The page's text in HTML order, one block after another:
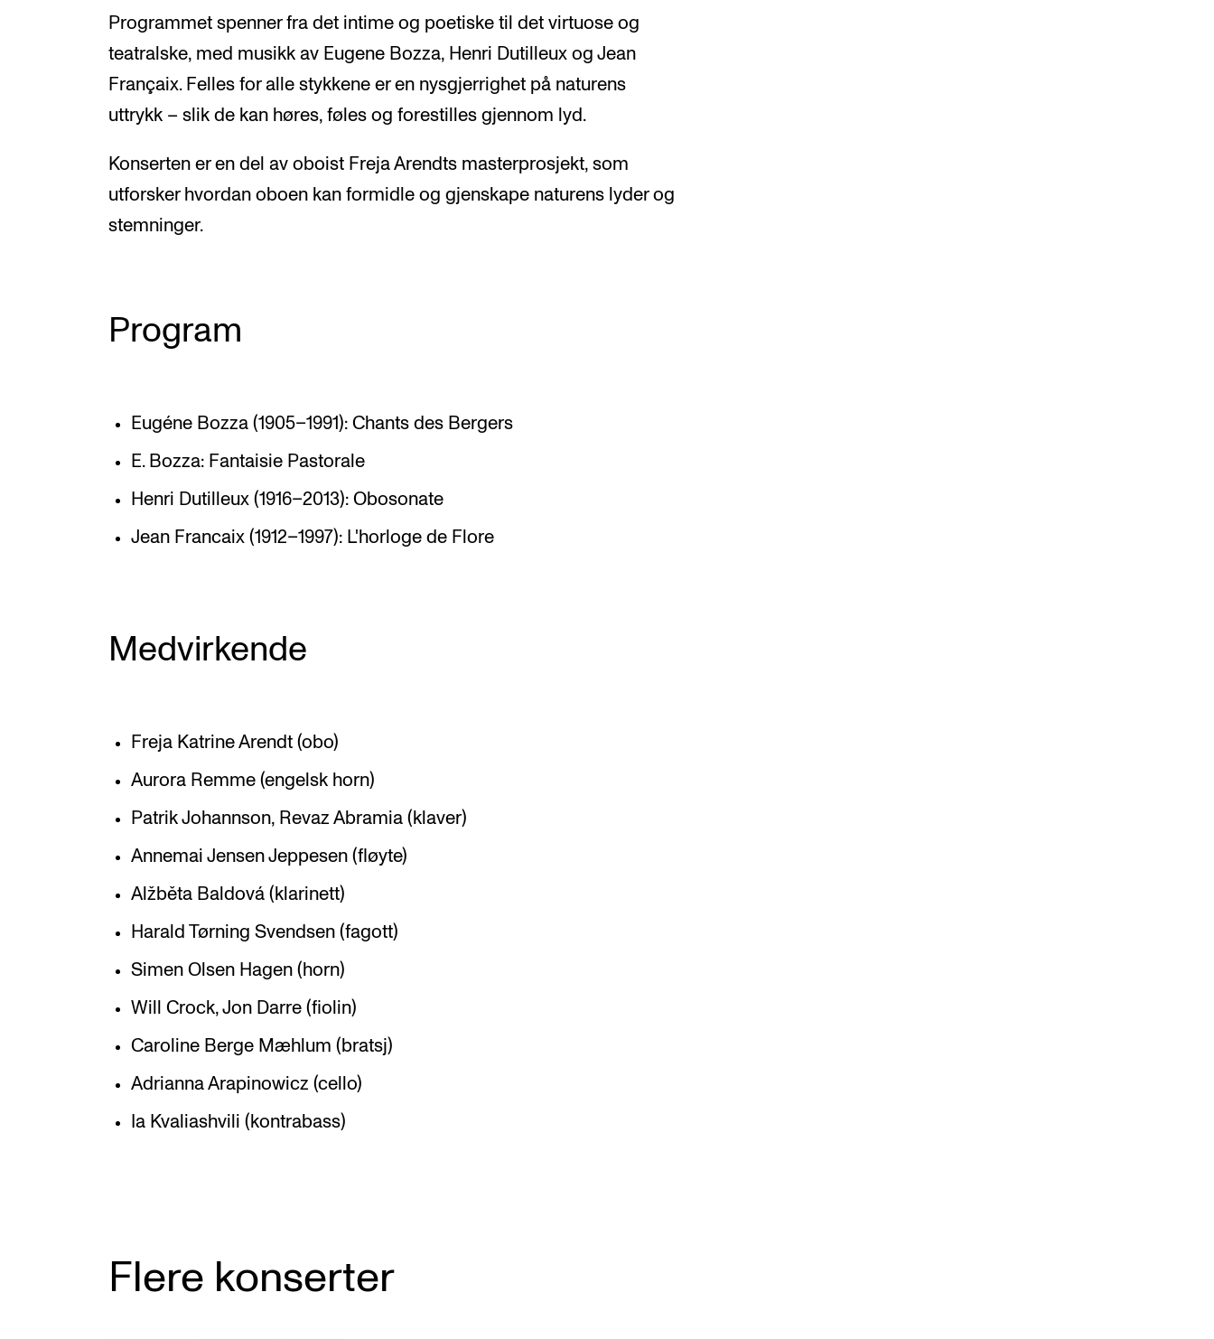
Programmet spenner fra det intime og poetiske til det virtuose og
teatralske, med musikk av Eugene Bozza, Henri Dutilleux og Jean
Françaix. Felles for alle stykkene er en nysgjerrighet på naturens
uttrykk – slik de kan høres, føles og forestilles gjennom lyd.
Konserten er en del av oboist Freja Arendts masterprosjekt, som
utforsker hvordan oboen kan formidle og gjenskape naturens lyder og
stemninger.
Program
Eugéne Bozza (1905–1991): Chants des Bergers
E. Bozza: Fantaisie Pastorale
Henri Dutilleux (1916–2013): Obosonate
Jean Francaix (1912–1997): L'horloge de Flore
Medvirkende
Freja Katrine Arendt (obo)
Aurora Remme (engelsk horn)
Patrik Johannson, Revaz Abramia (klaver)
Annemai Jensen Jeppesen (fløyte)
Alžběta Baldová (klarinett)
Harald Tørning Svendsen (fagott)
Simen Olsen Hagen (horn)
Will Crock, Jon Darre (fiolin)
Caroline Berge Mæhlum (bratsj)
Adrianna Arapinowicz (cello)
Ia Kvaliashvili (kontrabass)
Flere konserter